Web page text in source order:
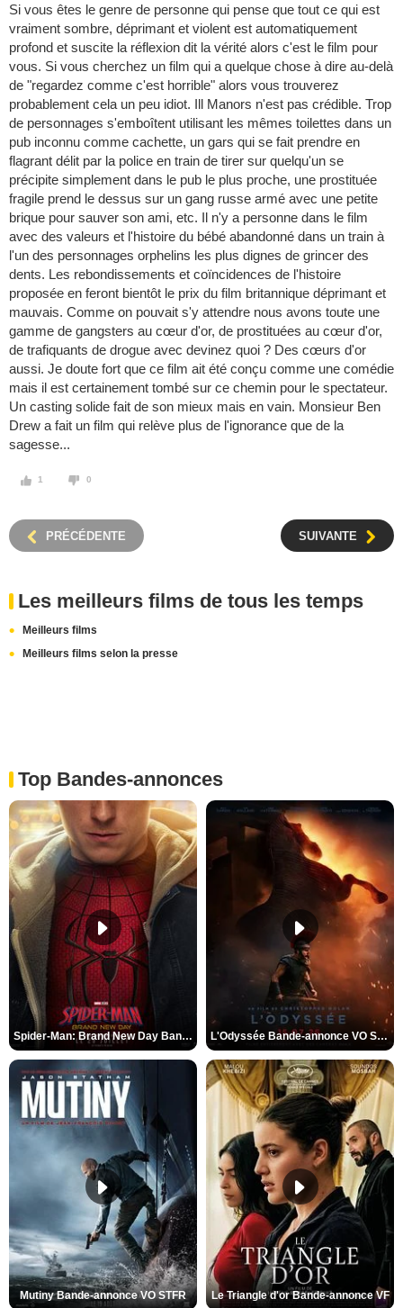
Si vous êtes le genre de personne qui pense que tout ce qui est
vraiment sombre, déprimant et violent est automatiquement
profond et suscite la réflexion dit la vérité alors c'est le film pour
vous. Si vous cherchez un film qui a quelque chose à dire au-delà
de "regardez comme c'est horrible" alors vous trouverez
probablement cela un peu idiot. Ill Manors n'est pas crédible. Trop
de personnages s'emboîtent utilisant les mêmes toilettes dans un
pub inconnu comme cachette, un gars qui se fait prendre en
flagrant délit par la police en train de tirer sur quelqu'un se
précipite simplement dans le pub le plus proche, une prostituée
fragile prend le dessus sur un gang russe armé avec une petite
brique pour sauver son ami, etc. Il n'y a personne dans le film
avec des valeurs et l'histoire du bébé abandonné dans un train à
l'un des personnages orphelins les plus dignes de grincer des
dents. Les rebondissements et coïncidences de l'histoire
proposée en feront bientôt le prix du film britannique déprimant et
mauvais. Comme on pouvait s'y attendre nous avons toute une
gamme de gangsters au cœur d'or, de prostituées au cœur d'or,
de trafiquants de drogue avec devinez quoi ? Des cœurs d'or
aussi. Je doute fort que ce film ait été conçu comme une comédie
mais il est certainement tombé sur ce chemin pour le spectateur.
Un casting solide fait de son mieux mais en vain. Monsieur Ben
Drew a fait un film qui relève plus de l'ignorance que de la
sagesse...
1 0
PRÉCÉDENTE SUIVANTE
Les meilleurs films de tous les temps
Meilleurs films
Meilleurs films selon la presse
Top Bandes-annonces
Spider-Man: Brand New Day Bande-annonce VO STFR L'Odyssée Bande-annonce VO STFR
Mutiny Bande-annonce VO STFR Le Triangle d'or Bande-annonce VF